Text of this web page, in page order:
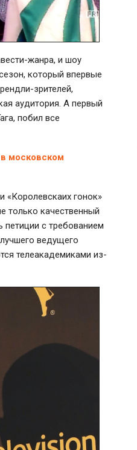
жанра, и шоу
который впервые
зрителей,
аудитория. А первый
побил все
московском
«Королевскаих гонок»
только качественный
петиции с требованием
ведущего
телеакадемиками из-